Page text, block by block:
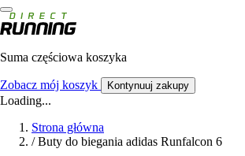
Suma częściowa koszyka
Zobacz mój koszyk Kontynuuj zakupy
Loading...
Strona główna
/ Buty do biegania adidas Runfalcon 6